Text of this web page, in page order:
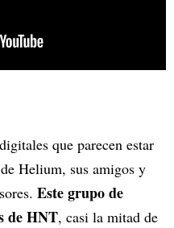
que parecen estar
Helium, sus amigos y
Este grupo de
de HNT, casi la mitad de